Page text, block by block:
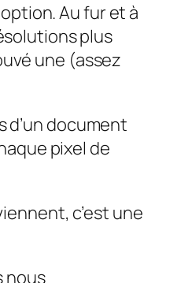
Au fur et à
plus
une (assez
d’un document
pixel de
c’est une
nous